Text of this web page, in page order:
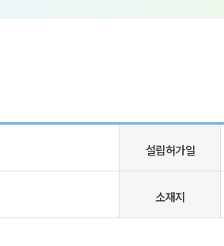
설립허가일
소재지